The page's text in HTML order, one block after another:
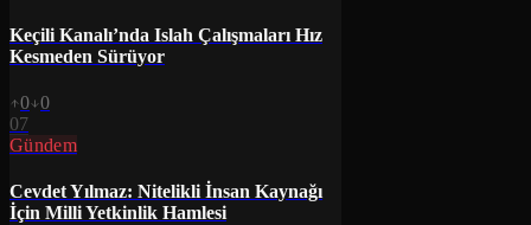
Keçili Kanalı’nda Islah Çalışmaları Hız
Kesmeden Sürüyor
0 0
07
Gündem
Cevdet Yılmaz: Nitelikli İnsan Kaynağı
İçin Milli Yetkinlik Hamlesi